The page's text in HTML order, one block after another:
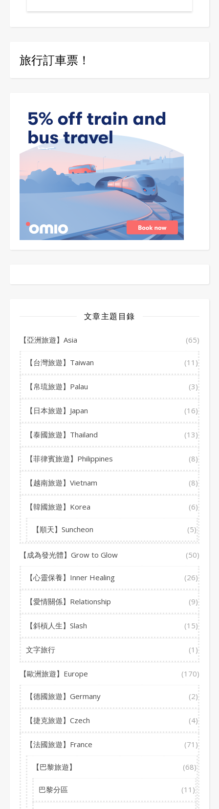
旅行訂車票！
文章主題目錄
【亞洲旅遊】Asia (65)
【台灣旅遊】Taiwan (11)
【帛琉旅遊】Palau (3)
【日本旅遊】Japan (16)
【泰國旅遊】Thailand (13)
【菲律賓旅遊】Philippines (8)
【越南旅遊】Vietnam (8)
【韓國旅遊】Korea (6)
【順天】Suncheon (5)
【成為發光體】Grow to Glow (50)
【心靈保養】Inner Healing (26)
【愛情關係】Relationship (9)
【斜槓人生】Slash (15)
文字旅行 (1)
【歐洲旅遊】Europe (170)
【德國旅遊】Germany (2)
【捷克旅遊】Czech (4)
【法國旅遊】France (71)
【巴黎旅遊】 (68)
巴黎分區 (11)